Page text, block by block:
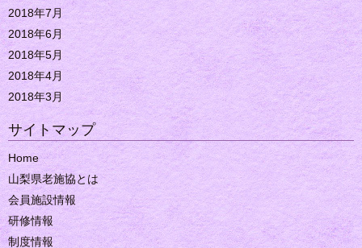
2018年7月
2018年6月
2018年5月
2018年4月
2018年3月
サイトマップ
Home
山梨県老施協とは
会員施設情報
研修情報
制度情報